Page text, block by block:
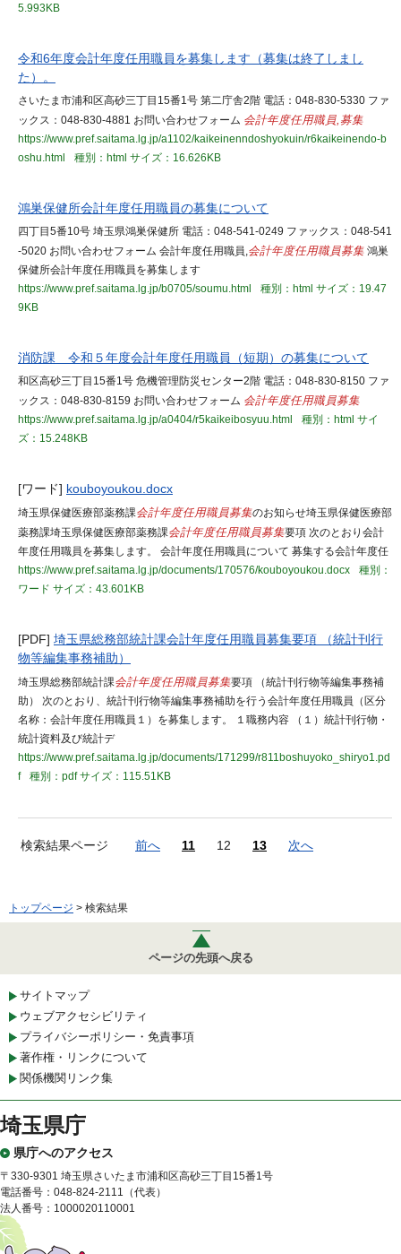
5.993KB
令和6年度会計年度任用職員を募集します（募集は終了しまし
た）。
さいたま市浦和区高砂三丁目15番1号 第二庁舎2階 電話：048-830-5330 ファ
ックス：048-830-4881 お問い合わせフォーム 会計年度任用職員,募集
https://www.pref.saitama.lg.jp/a1102/kaikeinenndoshyokuin/r6kaikeinendo-b
oshu.html
種別：html サイズ：16.626KB
鴻巣保健所会計年度任用職員の募集について
四丁目5番10号 埼玉県鴻巣保健所 電話：048-541-0249 ファックス：048-541
-5020 お問い合わせフォーム 会計年度任用職員,会計年度任用職員募集 鴻巣
保健所会計年度任用職員を募集します
https://www.pref.saitama.lg.jp/b0705/soumu.html
種別：html サイズ：19.47
9KB
消防課 令和５年度会計年度任用職員（短期）の募集について
和区高砂三丁目15番1号 危機管理防災センター2階 電話：048-830-8150 ファ
ックス：048-830-8159 お問い合わせフォーム 会計年度任用職員募集
https://www.pref.saitama.lg.jp/a0404/r5kaikeibosyuu.html
種別：html サイ
ズ：15.248KB
[ワード] kouboyoukou.docx
埼玉県保健医療部薬務課会計年度任用職員募集のお知らせ埼玉県保健医療部
薬務課埼玉県保健医療部薬務課会計年度任用職員募集要項 次のとおり会計
年度任用職員を募集します。 会計年度任用職員について 募集する会計年度任
https://www.pref.saitama.lg.jp/documents/170576/kouboyoukou.docx
種別：
ワード サイズ：43.601KB
[PDF] 埼玉県総務部統計課会計年度任用職員募集要項 （統計刊行
物等編集事務補助）
埼玉県総務部統計課会計年度任用職員募集要項 （統計刊行物等編集事務補
助） 次のとおり、統計刊行物等編集事務補助を行う会計年度任用職員（区分
名称：会計年度任用職員１）を募集します。 １職務内容 （１）統計刊行物・
統計資料及び統計デ
https://www.pref.saitama.lg.jp/documents/171299/r811boshuyoko_shiryo1.pd
f
種別：pdfサイズ：115.51KB
検索結果ページ 前へ 11 12 13 次へ
トップページ > 検索結果
ページの先頭へ戻る
サイトマップ
ウェブアクセシビリティ
プライバシーポリシー・免責事項
著作権・リンクについて
関係機関リンク集
埼玉県庁
県庁へのアクセス
〒330-9301 埼玉県さいたま市浦和区高砂三丁目15番1号
電話番号：048-824-2111（代表）
法人番号：1000020110001